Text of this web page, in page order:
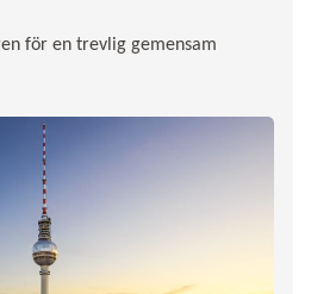
för en trevlig gemensam